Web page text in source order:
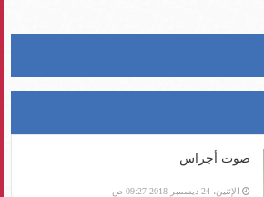
صوت أجراس
الإثنين، 24 ديسمبر 2018 09:27 ص